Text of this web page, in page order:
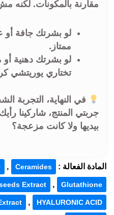
مقارنة بالمكونات. لكنه
لو بشرتك جافة أو
ممتاز.
لو بشرتك دهنية
تختاري يوريتشي
في النهاية، التجربة
جربتي المنتج، شاركينا
بيديها ولا كانت مزعجة؟
المادة الفعالة : Ceramides
,
Glutathione
,
Extract
HYALURONIC ACID
,